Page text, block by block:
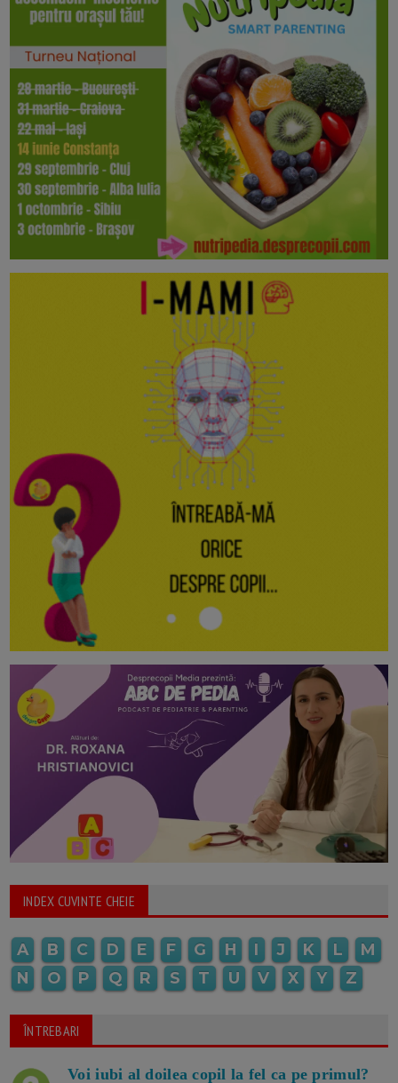
INDEX CUVINTE CHEIE
A B C D E F G H I J K L
M
N
O P Q R S T U V X Y Z
ÎNTREBARI
Voi iubi al doilea copil la fel ca pe primul?